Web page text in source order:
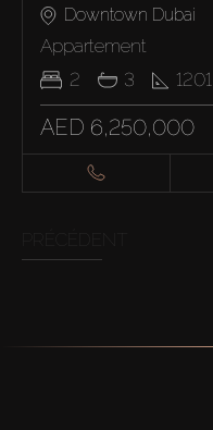
Downtown Dubai
Appartement
2
3 1201
AED 6,250,000